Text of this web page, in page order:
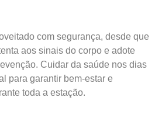
com segurança, desde que
aos sinais do corpo e adote
Cuidar da saúde nos dias
para garantir bem-estar e
toda a estação.